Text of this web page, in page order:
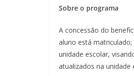
Sobre o programa
A concessão do
aluno está
unidade escolar,
atualizados na unidade